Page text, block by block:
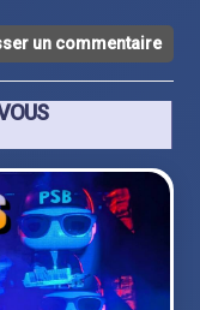
un commentaire